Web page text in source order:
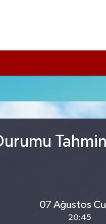
07 Ağustos
20:45